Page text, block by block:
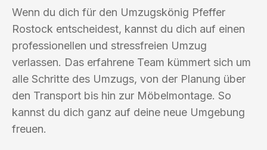
Wenn du dich für den Umzugskönig Pfeffer
Rostock entscheidest, kannst du dich auf einen
professionellen und stressfreien Umzug
verlassen. Das erfahrene Team kümmert sich um
alle Schritte des Umzugs, von der Planung über
den Transport bis hin zur Möbelmontage. So
kannst du dich ganz auf deine neue Umgebung
freuen.